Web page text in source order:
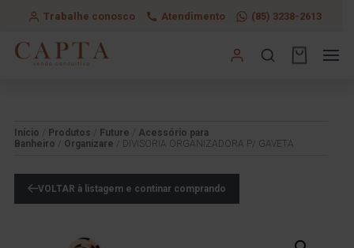
Trabalhe conosco Atendimento (85) 3238-2613
Início Produtos Future
Acessório para
Banheiro
Organizare / DIVISORIA ORGANIZADORA P/ GAVETA
VOLTAR à listagem e continar comprando